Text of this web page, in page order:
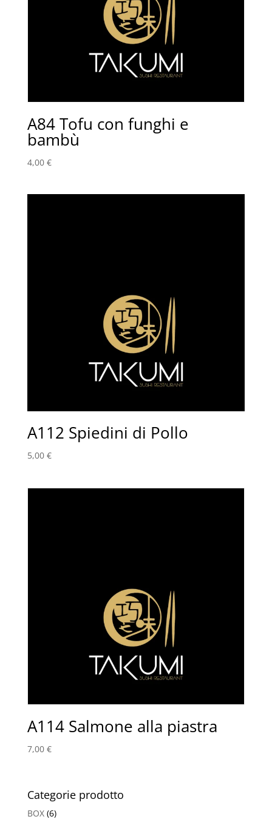
A84 Tofu con funghi e
bambù
4,00 €
A112 Spiedini di Pollo
5,00 €
A114 Salmone alla piastra
7,00 €
Categorie prodotto
BOX (6)